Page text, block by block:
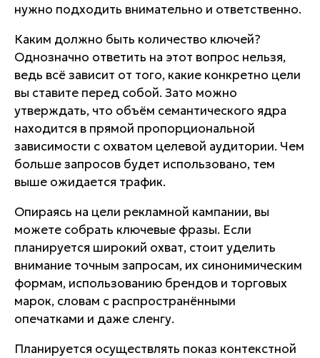
нужно подходить внимательно и ответственно.
Каким должно быть количество ключей?
Однозначно ответить на этот вопрос нельзя,
ведь всё зависит от того, какие конкретно цели
вы ставите перед собой. Зато можно
утверждать, что объём семантического ядра
находится в прямой пропорциональной
зависимости с охватом целевой аудитории. Чем
больше запросов будет использовано, тем
выше ожидается трафик.
Опираясь на цели рекламной кампании, вы
можете собрать ключевые фразы. Если
планируется широкий охват, стоит уделить
внимание точным запросам, их синонимическим
формам, использованию брендов и торговых
марок, словам с распространёнными
опечатками и даже сленгу.
Планируется осуществлять показ контекстной